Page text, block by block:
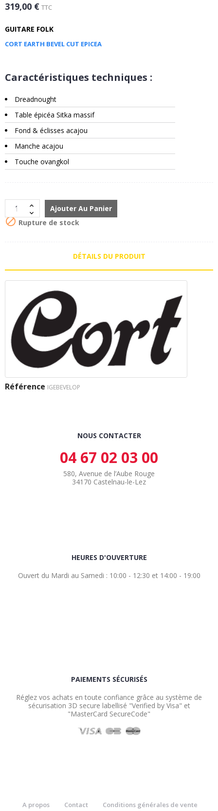
319,00 € TTC
GUITARE FOLK
CORT EARTH BEVEL CUT EPICEA
Caractéristiques techniques :
Dreadnought
Table épicéa Sitka massif
Fond & éclisses acajou
Manche acajou
Touche ovangkol
Ajouter Au Panier
 Rupture de stock
DÉTAILS DU PRODUIT
Référence IGEBEVELOP
NOUS CONTACTER
04 67 02 03 00
580, Avenue de l’Aube Rouge
34170 Castelnau-le-Lez
HEURES D'OUVERTURE
Ouvert du Mardi au Samedi : 10:00 - 12:30 et 14:00 - 19:00
PAIEMENTS SÉCURISÉS
Réglez vos achats en toute confiance grâce au système de
sécurisation 3D secure labellisé "Verified by Visa" et
"MasterCard SecureCode"
A propos Contact Conditions générales de vente